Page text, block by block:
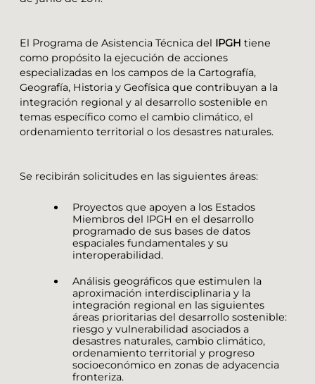
El Programa de Asistencia Técnica del IPGH tiene
como propósito la ejecución de acciones
especializadas en los campos de la Cartografía,
Geografía, Historia y Geofísica que contribuyan a la
integración regional y al desarrollo sostenible en
temas específico como el cambio climático, el
ordenamiento territorial o los desastres naturales.
Se recibirán solicitudes en las siguientes áreas:
Proyectos que apoyen a los Estados
Miembros del IPGH en el desarrollo
programado de sus bases de datos
espaciales fundamentales y su
interoperabilidad.
Análisis geográficos que estimulen la
aproximación interdisciplinaria y la
integración regional en las siguientes
áreas prioritarias del desarrollo sostenible:
riesgo y vulnerabilidad asociados a
desastres naturales, cambio climático,
ordenamiento territorial y progreso
socioeconómico en zonas de adyacencia
fronteriza.